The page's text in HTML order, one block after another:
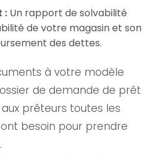
:Un rapport de solvabilité
de votre magasin et son
des dettes.
à votre modèle
de demande de prêt
prêteurs toutes les
besoin pour prendre